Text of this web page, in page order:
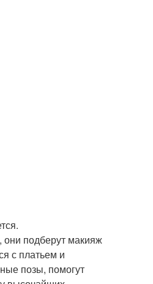
подберут макияж
с платьем и
позы, помогут